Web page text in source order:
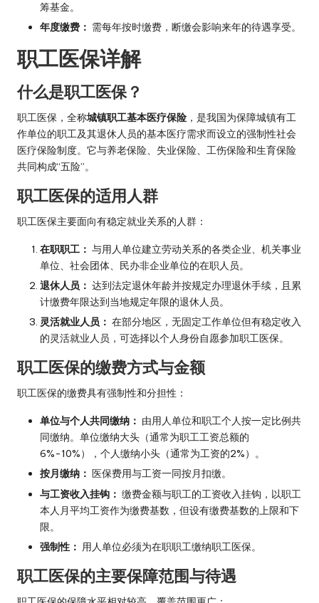
筹基金。
年度缴费： 需每年按时缴费，断缴会影响来年的待遇享受。
职工医保详解
什么是职工医保？
职工医保，全称城镇职工基本医疗保险 ，是我国为保障城镇有工
作单位的职工及其退休人员的基本医疗需求而设立的强制性社会
医疗保险制度。它与养老保险、失业保险、工伤保险和生育保险
共同构成“五险”。
职工医保的适用人群
职工医保主要面向有稳定就业关系的人群：
在职职工： 与用人单位建立劳动关系的各类企业、机关事业
单位、社会团体、民办非企业单位的在职人员。
退休人员： 达到法定退休年龄并按规定办理退休手续，且累
计缴费年限达到当地规定年限的退休人员。
灵活就业人员： 在部分地区，无固定工作单位但有稳定收入
的灵活就业人员，可选择以个人身份自愿参加职工医保。
职工医保的缴费方式与金额
职工医保的缴费具有强制性和分担性：
单位与个人共同缴纳： 由用人单位和职工个人按一定比例共
同缴纳。单位缴纳大头（通常为职工工资总额的
6%-10%），个人缴纳小头（通常为工资的2%）。
按月缴纳： 医保费用与工资一同按月扣缴。
与工资收入挂钩： 缴费金额与职工的工资收入挂钩，以职工
本人月平均工资作为缴费基数，但设有缴费基数的上限和下
限。
强制性： 用人单位必须为在职职工缴纳职工医保。
职工医保的主要保障范围与待遇